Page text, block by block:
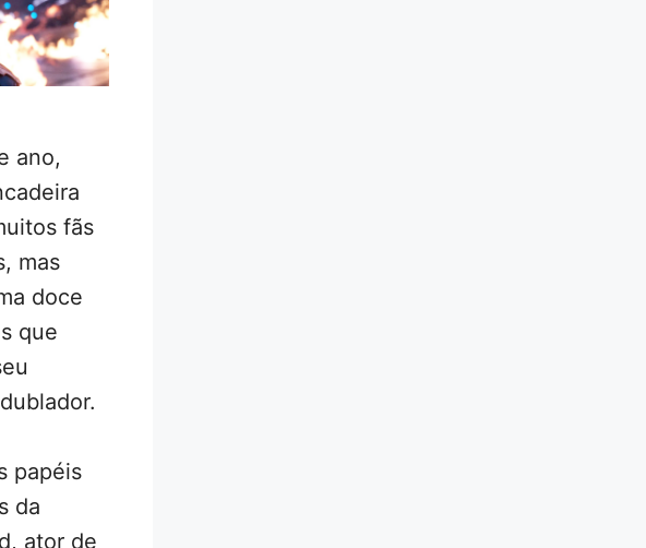
ano,
fãs
mas
doce
que
papéis
da
ator de